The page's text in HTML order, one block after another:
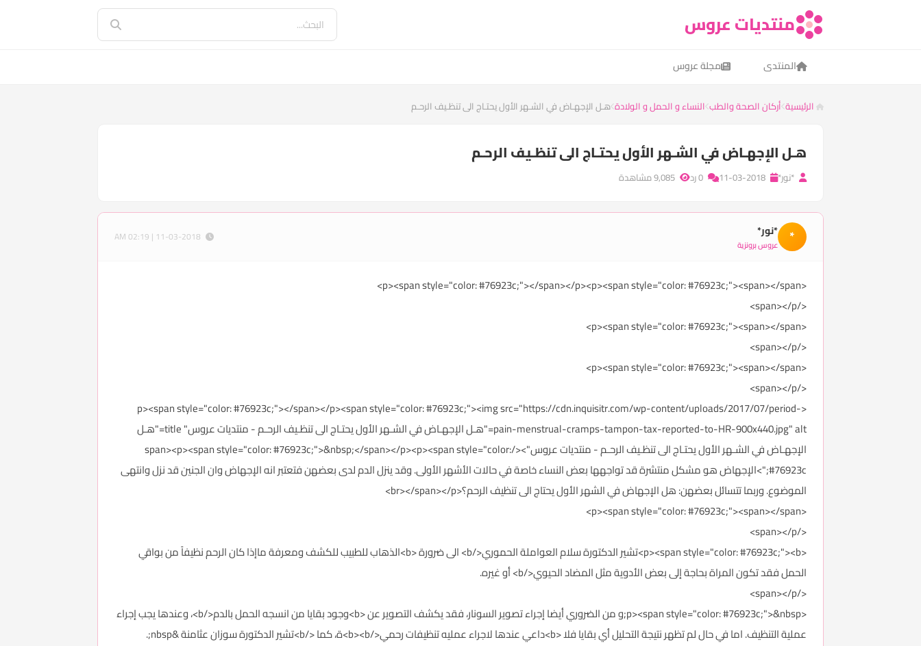
منتديات عروس
المنتدى مجلة عروس
الرئيسية أركان الصحة والطب النساء و الحمل و الولادة هـل الإجهـاض في الشـهر الأول يحتـاج الى تنظـيف الرحـم
هـل الإجهـاض في الشـهر الأول يحتـاج الى تنظـيف الرحـم
*نور*
* *نور*
عروس برونزية
<p><span style="color: #76923c;"></span></p><p><span style="color: #76923c;"><span></span>
</span></p>
<p><span style="color: #76923c;"><span></span>
</span></p>
<p><span style="color: #76923c;"><span></span>
</span></p>
<p><span style="color: #76923c;"></span></p><span style="color: #76923c;"><img src="https://cdn.inquisitr.com/wp-content/uploads/2017/07/period-
pain-menstrual-cramps-tampon-tax-reported-to-HR-900x440.jpg" alt="هـل الإجهـاض في الشـهر الأول يحتـاج الى تنظـيف الرحـم - منتديات عروس" title="هـل
الإجهـاض في الشـهر الأول يحتـاج الى تنظـيف الرحـم - منتديات عروس"></span><p><span style="color: #76923c;">&nbsp;</span></p><p><span style="color:
#76923c;">الإجهاض هو مشكل منتشرة قد تواجهها بعض النساء خاصة في حالات الأشهر الأولى. وقد ينزل الدم لدى بعضهن فتعتبر انه الإجهاض وان الجنين قد نزل وانتهى
الموضوع. وربما تتسائل بعضهن: هل الإجهاض في الشهر الأول يحتاج الى تنظيف الرحم؟<br></span></p>
<p><span style="color: #76923c;"><span></span>
</span></p>
<p><span style="color: #76923c;"><b>تشير الدكتورة سلام العواملة الحموري</b> الى ضرورة <b>الذهاب للطبيب للكشف ومعرفة ماإذا كان الرحم نظيفاً من بواقي
الحمل فقد تكون المراة بحاجة إلى بعض الأدوية مثل المضاد الحيوي</b> أو غيره.
</span></p>
<p><span style="color: #76923c;">&nbsp;و من الضروري أيضا إجراء تصوير السونار، فقد يكشف التصوير عن <b>وجود بقايا من انسجه الحمل بالدم</b>، وعندها يجب إجراء
عملية التنظيف. اما في حال لم تظهر نتيجة التحليل أي بقايا فلا <b>داعي عندها لاجراء عمليه تنظيفات رحمي</b><b>ة، كما </b>تشير الدكتورة سوزان عثامنة &nbsp;.